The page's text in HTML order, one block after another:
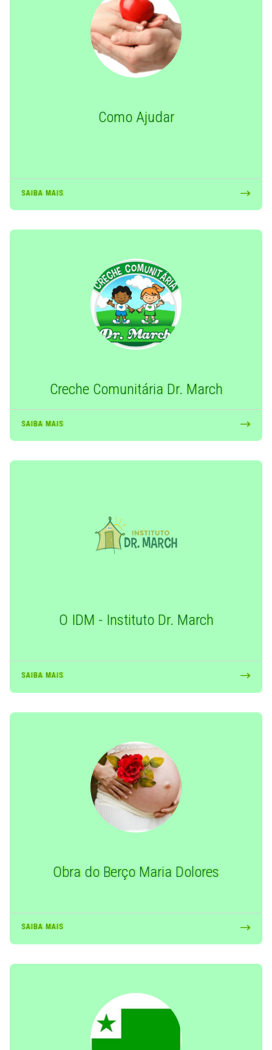
Como Ajudar
SAIBA MAIS
Creche Comunitária Dr. March
SAIBA MAIS
O IDM - Instituto Dr. March
SAIBA MAIS
Obra do Berço Maria Dolores
SAIBA MAIS